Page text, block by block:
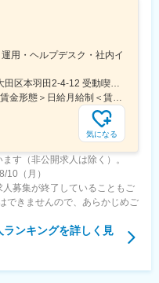
応
合部品を手配
からはじめ、状況を見ながら
ます。
用・ヘルプデスク・社内イ
＜勤務地詳細＞本社住所：東京都大田区本羽田2-4-12 受動喫煙対策：屋内全面禁煙変更の範囲：会社の定める事業所
＜予定年収＞500万円～600万円＜賃金形態＞日給月給制＜賃金内訳＞月額（基本給）：300,000円～350,000円/月21日間勤務想定＜想定月額＞300,000円～350,000円＜昇給有無＞有＜残業手当＞有＜給与補足＞※別途、諸手当（一律）を支給※給与詳細は経験・能力を考慮のうえ決定■昇給：年1回■賞与：年2回 前年実績3.5カ月賃金はあくまでも目安の金額であり、選考を通じて上下する可能性があります。月給(月額)は固定手当を含めた表記です。
気になる
す（非公開求人は除く）。
10（月）
募集が終了していることもご
できませんので、あらかじめご
ランキングを詳しく見